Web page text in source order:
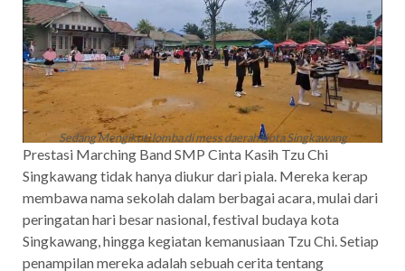
Sedang Mengikuti lomba di mess daerah Kota Singkawang
Prestasi Marching Band SMP Cinta Kasih Tzu Chi
Singkawang tidak hanya diukur dari piala. Mereka kerap
membawa nama sekolah dalam berbagai acara, mulai dari
peringatan hari besar nasional, festival budaya kota
Singkawang, hingga kegiatan kemanusiaan Tzu Chi. Setiap
penampilan mereka adalah sebuah cerita tentang